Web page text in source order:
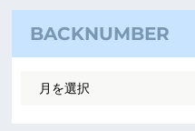
BACKNUMBER